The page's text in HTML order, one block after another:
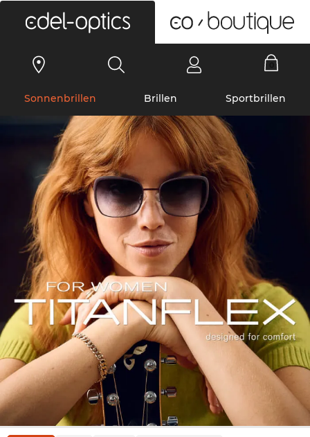
Sonnenbrillen Brillen Sportbrillen